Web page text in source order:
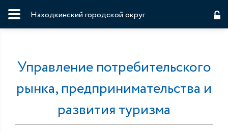
Находкинский городской округ
Управление потребительского
рынка, предпринимательства и
развития туризма